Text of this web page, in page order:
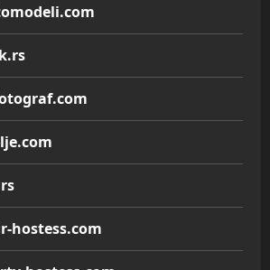
hostess.com